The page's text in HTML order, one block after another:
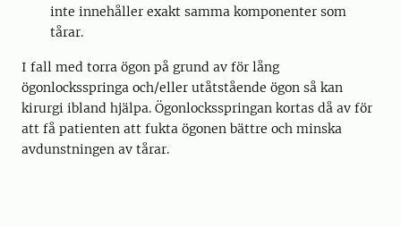
inte innehåller exakt samma komponenter som
tårar.
I fall med torra ögon på grund av för lång
ögonlocksspringa och/eller utåtstående ögon så kan
kirurgi ibland hjälpa. Ögonlocksspringan kortas då av för
att få patienten att fukta ögonen bättre och minska
avdunstningen av tårar.